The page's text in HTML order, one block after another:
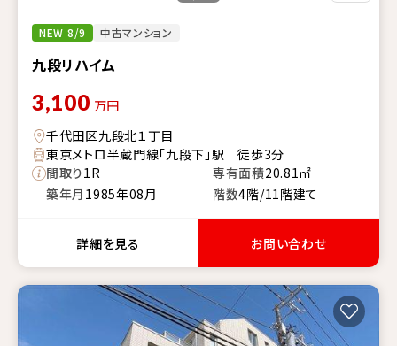
NEW 8/9 中古マンション
九段リハイム
3,100 万円
千代田区九段北１丁目
東京メトロ半蔵門線「九段下」駅 徒歩3分
間取り1R 専有面積20.81㎡
築年月 1985年08月 階数4階/11階建て
詳細を見る お問い合わせ